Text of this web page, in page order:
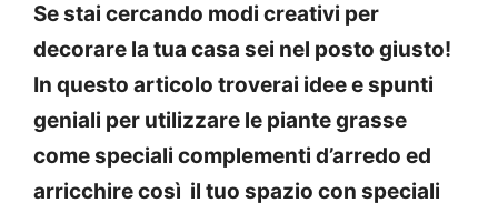
Se stai cercando modi creativi per
decorare la tua casa sei nel posto giusto!
In questo articolo troverai idee e spunti
geniali per utilizzare le piante grasse
come speciali complementi d’arredo ed
arricchire così il tuo spazio con speciali